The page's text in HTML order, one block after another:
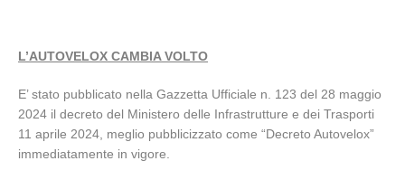
L’AUTOVELOX CAMBIA VOLTO
E’ stato pubblicato nella Gazzetta Ufficiale n. 123 del 28 maggio
2024 il decreto del Ministero delle Infrastrutture e dei Trasporti
11 aprile 2024, meglio pubblicizzato come “Decreto Autovelox”
immediatamente in vigore.